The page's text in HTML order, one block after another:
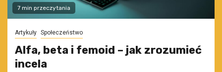
7 min przeczytania
Artykuły Społeczeństwo
Alfa, beta i femoid – jak zrozumieć
incela